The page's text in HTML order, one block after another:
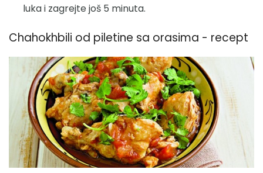
luka i zagrejte još 5 minuta.
Chahokhbili od piletine sa orasima - recept